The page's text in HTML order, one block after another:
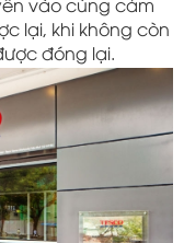
vào cùng cảm
lại, khi không còn
đóng lại.